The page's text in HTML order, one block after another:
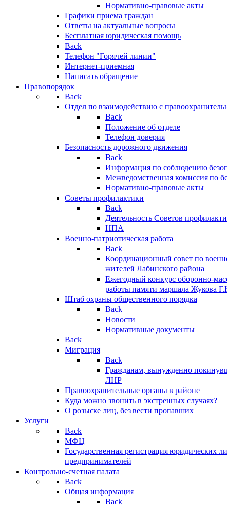
Нормативно-правовые акты
Графики приема граждан
Ответы на актуальные вопросы
Бесплатная юридическая помощь
Back
Телефон "Горячей линии"
Интернет-приемная
Написать обращение
Правопорядок
Back
Отдел по взаимодействию с
Back
Положение об отделе
Телефон доверия
Безопасность дорожного движения
Back
Информация по соблюдению
Межведомственная комиссия по
Нормативно-правовые акты
Советы профилактики
Back
Деятельность Советов
НПА
Военно-патриотическая работа
Back
Координационный совет по
жителей Лабинского района
Ежегодный конкурс оборонно-
работы памяти маршала Жукова
Штаб охраны общественного порядка
Back
Новости
Нормативные документы
Back
Миграция
Back
Гражданам, вынужденно
ЛНР
Правоохранительные органы в районе
Куда можно звонить в экстренных случаях?
О розыске лиц, без вести пропавших
Услуги
Back
МФЦ
Государственная регистрация юридических
предпринимателей
Контрольно-счетная палата
Back
Общая информация
Back